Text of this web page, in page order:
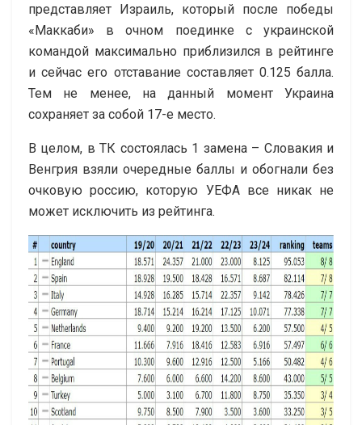
представляет Израиль, который после победы
«Маккаби» в очном поединке с украинской
командой максимально приблизился в рейтинге
и сейчас его отставание составляет 0.125 балла.
Тем не менее, на данный момент Украина
сохраняет за собой 17-е место.
В целом, в ТК состоялась 1 замена – Словакия и
Венгрия взяли очередные баллы и обогнали без
очковую россию, которую УЕФА все никак не
может исключить из рейтинга.